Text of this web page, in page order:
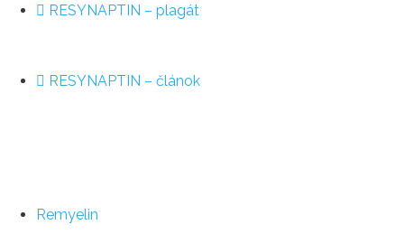
RESYNAPTIN – plagát
RESYNAPTIN – článok
Remyelin